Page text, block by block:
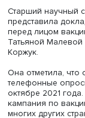
Опыт ведет к
невысоким и не
начальной
отражает
требующей
достигается
словам
но со временем